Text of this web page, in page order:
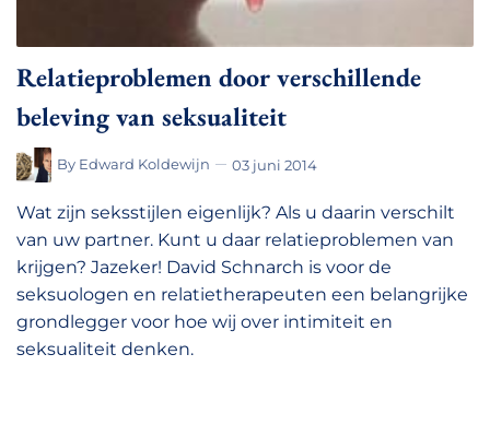
Relatieproblemen door verschillende
beleving van seksualiteit
By Edward Koldewijn 03 juni 2014
Wat zijn seksstijlen eigenlijk? Als u daarin verschilt
van uw partner. Kunt u daar relatieproblemen van
krijgen? Jazeker! David Schnarch is voor de
seksuologen en relatietherapeuten een belangrijke
grondlegger voor hoe wij over intimiteit en
seksualiteit denken.